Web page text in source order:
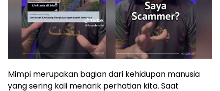
Mimpi merupakan bagian dari kehidupan manusia
yang sering kali menarik perhatian kita. Saat